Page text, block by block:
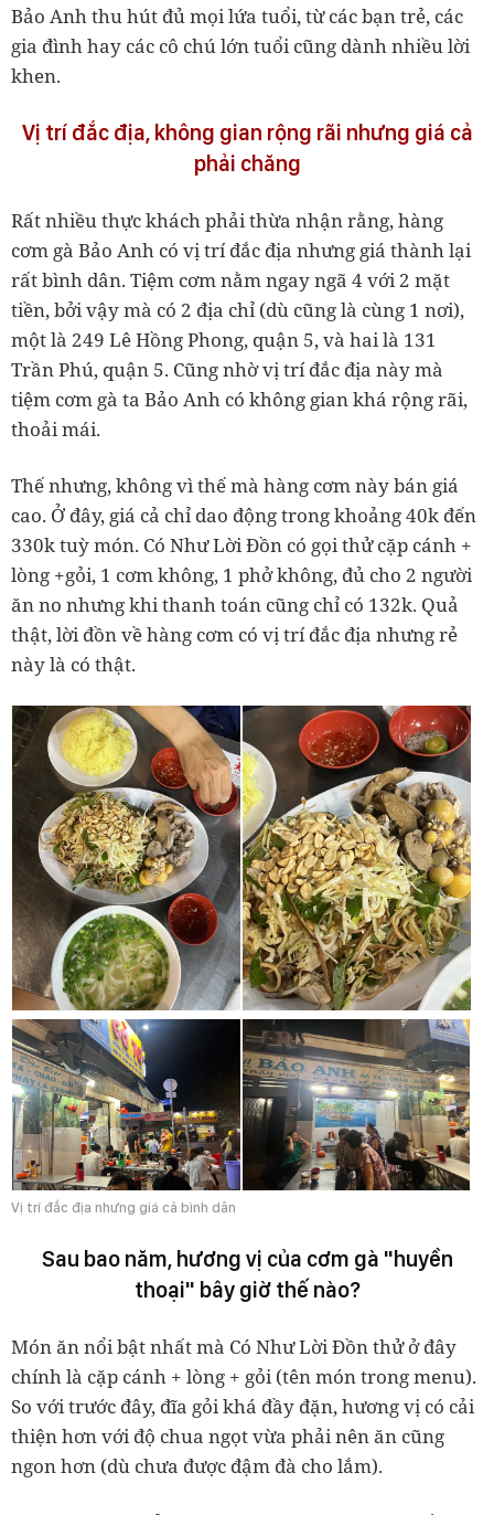
Bảo Anh thu hút đủ mọi lứa tuổi, từ các bạn trẻ, các
gia đình hay các cô chú lớn tuổi cũng dành nhiều lời
khen.
Vị trí đắc địa, không gian rộng rãi nhưng giá cả
phải chăng
Rất nhiều thực khách phải thừa nhận rằng, hàng
cơm gà Bảo Anh có vị trí đắc địa nhưng giá thành lại
rất bình dân. Tiệm cơm nằm ngay ngã 4 với 2 mặt
tiền, bởi vậy mà có 2 địa chỉ (dù cũng là cùng 1 nơi),
một là 249 Lê Hồng Phong, quận 5, và hai là 131
Trần Phú, quận 5. Cũng nhờ vị trí đắc địa này mà
tiệm cơm gà ta Bảo Anh có không gian khá rộng rãi,
thoải mái.
Thế nhưng, không vì thế mà hàng cơm này bán giá
cao. Ở đây, giá cả chỉ dao động trong khoảng 40k đến
330k tuỳ món. Có Như Lời Đồn có gọi thử cặp cánh +
lòng +gỏi, 1 cơm không, 1 phở không, đủ cho 2 người
ăn no nhưng khi thanh toán cũng chỉ có 132k. Quả
thật, lời đồn về hàng cơm có vị trí đắc địa nhưng rẻ
này là có thật.
Vị trí đắc địa nhưng giá cả bình dân
Sau bao năm, hương vị của cơm gà "huyền
thoại" bây giờ thế nào?
Món ăn nổi bật nhất mà Có Như Lời Đồn thử ở đây
chính là cặp cánh + lòng + gỏi (tên món trong menu).
So với trước đây, đĩa gỏi khá đầy đặn, hương vị có cải
thiện hơn với độ chua ngọt vừa phải nên ăn cũng
ngon hơn (dù chưa được đậm đà cho lắm).